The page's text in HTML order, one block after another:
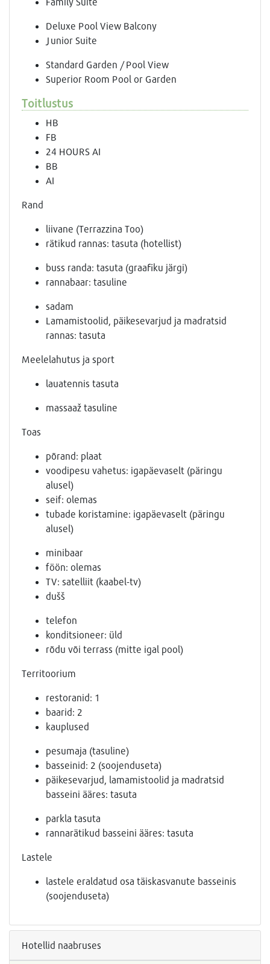
Deluxe Pool View Balcony
Junior Suite
Standard Garden / Pool View
Superior Room Pool or Garden
Toitlustus
HB
FB
24 HOURS AI
BB
AI
Rand
liivane (Terrazzina Too)
rätikud rannas: tasuta (hotellist)
buss randa: tasuta (graafiku järgi)
rannabaar: tasuline
sadam
Lamamistoolid, päikesevarjud ja madratsid
rannas: tasuta
Meelelahutus ja sport
lauatennis tasuta
massaaž tasuline
Toas
põrand: plaat
voodipesu vahetus: igapäevaselt (päringu
alusel)
seif: olemas
tubade koristamine: igapäevaselt (päringu
alusel)
minibaar
föön: olemas
TV: satelliit (kaabel-tv)
dušš
telefon
konditsioneer: üld
rõdu või terrass (mitte igal pool)
Territoorium
restoranid: 1
baarid: 2
kauplused
pesumaja (tasuline)
basseinid: 2 (soojenduseta)
päikesevarjud, lamamistoolid ja madratsid
basseini ääres: tasuta
parkla tasuta
rannarätikud basseini ääres: tasuta
Lastele
lastele eraldatud osa täiskasvanute basseinis
(soojenduseta)
Hotellid naabruses